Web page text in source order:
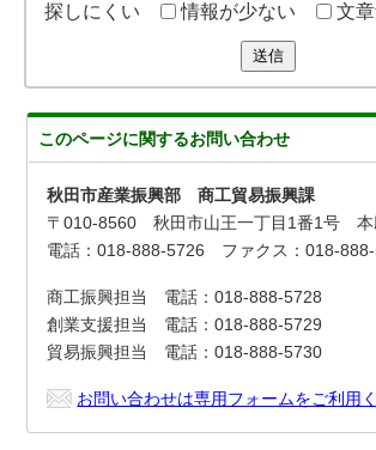
探しにくい
情報が少ない 文
送信
このページに関するお問い合わせ
秋田市産業振興部 商工貿易振興課
〒010-8560 秋田市山王一丁目1番1号 本
電話：018-888-5726 ファクス：018-
商工振興担当 電話：018-888-5728
創業支援担当 電話：018-888-5729
貿易振興担当 電話：018-888-5730
お問い合わせは専用フォームをご利用く